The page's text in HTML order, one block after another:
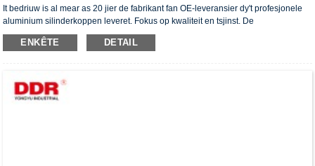
It bedriuw is al mear as 20 jier de fabrikant fan OE-leveransier dy't profesjonele
aluminium silinderkoppen leveret. Fokus op kwaliteit en tsjinst. De
silinderkoppen hawwe it ISO16949-autentikaasjesertifikaat, "de heechdichte
silinderkop", "de lange libbensdoer fan 'e silinderkop" en de oare 5 patinten foar
ENKÊTE DETAIL